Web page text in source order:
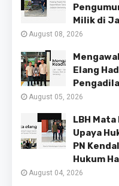
Milik di
August 08, 2026
Elang
August 05, 2026
LBH
Upaya
PN
Hukum
August 04, 2026